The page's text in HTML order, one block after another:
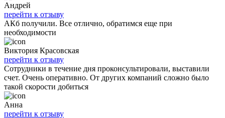
Андрей
перейти к отзыву
АКб получили. Все отлично, обратимся еще при
необходимости
Виктория Красовская
перейти к отзыву
Сотрудники в течение дня проконсультировали, выставили
счет. Очень оперативно. От других компаний сложно было
такой скорости добиться
Анна
перейти к отзыву